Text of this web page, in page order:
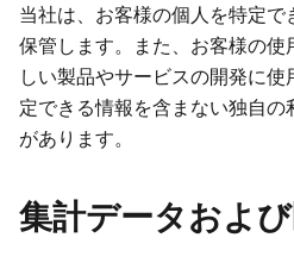
当社は、お客様の個人を特定
保管します。また、お客様の
しい製品やサービスの開発に
定できる情報を含まない独自
があります。
集計データおよ